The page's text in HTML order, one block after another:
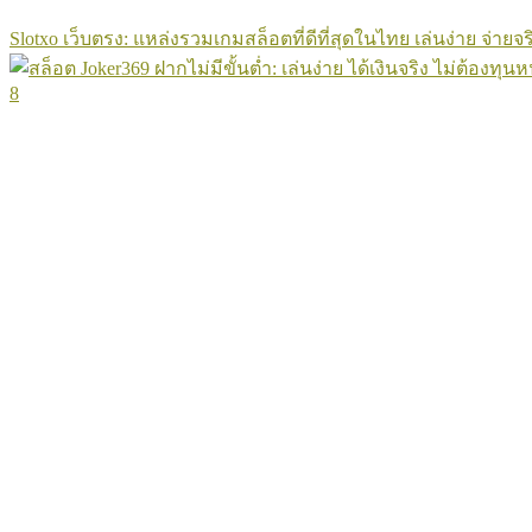
Slotxo เว็บตรง: แหล่งรวมเกมสล็อตที่ดีที่สุดในไทย เล่นง่าย จ่ายจ
8